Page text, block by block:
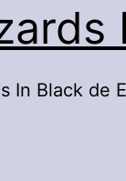
In Black de